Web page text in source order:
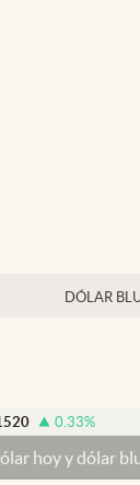
DÓLAR
%
blue hoy: cuál